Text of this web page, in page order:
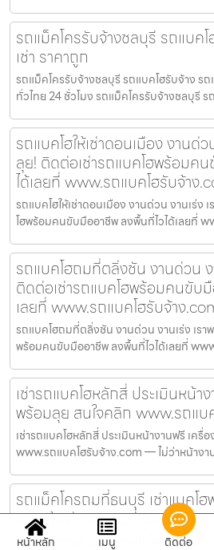
รถแม็คโครรับจ้างชลบุรี รถแบคโ
เช่า ราคาถูก
รถแม็คโครรับจ้างชลบุรี รถแบคโฮรับจ้าง รถ
ทั่วไทย 24 ชั่วโมง รถแม็คโครรับจ้างชลบุรี ร
รถแบคโฮให้เช่าดอนเมือง งานด่ว
ลุย! ติดต่อเช่ารถแบคโฮพร้อมค
ได้เลยที่ www.รถแบคโฮรับจ้าง
รถแบคโฮให้เช่าดอนเมือง งานด่วน งานเร่ง
โฮพร้อมคนขับมืออาชีพ ลงพื้นที่ไวได้เลยที่
รถแบคโฮถมที่ตลิ่งชัน งานด่วน ง
ติดต่อเช่ารถแบคโฮพร้อมคนขับ
เลยที่ www.รถแบคโฮรับจ้าง
รถแบคโฮถมที่ตลิ่งชัน งานด่วน งานเร่ง เรา
พร้อมคนขับมืออาชีพ ลงพื้นที่ไวได้เลยที่
เช่ารถแบคโฮหลักสี่ ประเมินหน้า
พร้อมลุย สนใจคลิก www.รถแบ
เช่ารถแบคโฮหลักสี่ ประเมินหน้างานฟรี เค
www.รถแบคโฮรับจ้าง.com — ไม่ว่าหน้างา
รถแม็คโครถมที่ธนบุรี เช่าแบคโ
ราคาคุ้มค่า จองคิวที่ www.รถแ
รถแม็คโครถมที่ธนบุรี เช่าแบคโฮพร้อมคนขั
หน้าหลัก เมนู ติดต่อ